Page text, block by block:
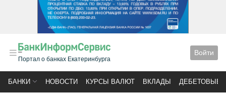
Портал о банках Екатеринбурга
Войти
БАНКИ НОВОСТИ КУРСЫ ВАЛЮТ ВКЛАДЫ ДЕБЕТОВЫЕ